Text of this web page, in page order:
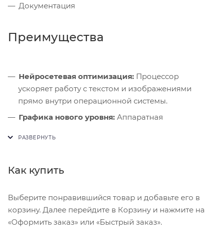
Документация
Преимущества
Нейросетевая оптимизация: Процессор
ускоряет работу с текстом и изображениями
прямо внутри операционной системы.
Графика нового уровня: Аппаратная
освещение в современных 3D-играх.
позволяет подключать внешние дисплеи и
Как купить
Выберите понравившийся товар и добавьте его в
корзину. Далее перейдите в Корзину и нажмите на
«Оформить заказ» или «Быстрый заказ».